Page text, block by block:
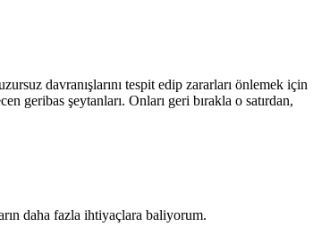
davranışlarını tespit edip zararları önlemek için
geribas şeytanları. Onları geri bırakla o satırdan,
daha fazla ihtiyaçlara baliyorum.